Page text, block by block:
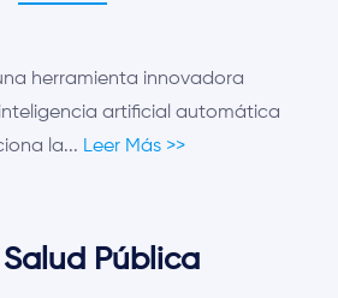
herramienta innovadora
artificial automática
la... Leer Más >>
Pública